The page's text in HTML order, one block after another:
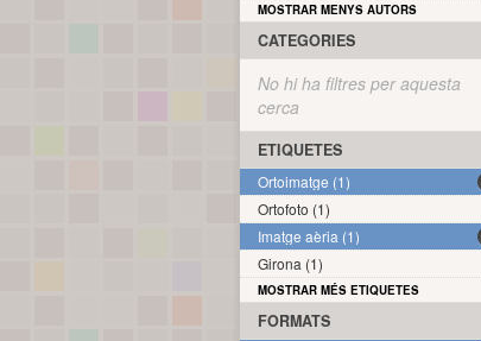
MOSTRAR MENYS AUTORS
CATEGORIES
No hi ha filtres per aquesta
cerca
ETIQUETES
Ortoimatge (1)
Ortofoto (1)
Imatge aèria (1)
Girona (1)
MOSTRAR MÉS ETIQUETES
FORMATS